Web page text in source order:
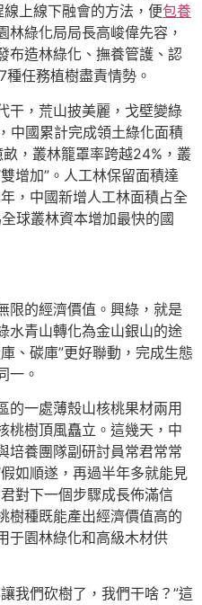
上線下融會的方法，便包養
林綠化局局長高峻偉先容，
布造林綠化、撫養管護、認
任務植樹盡責情勢。
干，荒山披美麗，戈壁變綠
中國累計完成領土綠化面積
，叢林籠罩率跨越24%，叢
增加”。人工林保留面積達
，中國新增人工林面積占全
球叢林資本增加最快的國
限的經濟價值。興綠，就是
水青山轉化為金山銀山的途
、碳庫”更好聯動，完成生態
一。
的一處薄殼山核桃果材兩用
桃樹頂風矗立。這幾天，中
培養團隊副研討員常君常常
如順遂，再過半年多就能見
對下一個步驟成長佈滿信
樹種既能產出經濟價值高的
于園林綠化和高級木材供
我們砍樹了，我們干啥？”這